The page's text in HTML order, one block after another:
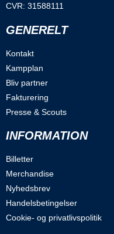
CVR: 31588111
GENERELT
Kontakt
Kampplan
Bliv partner
Fakturering
Presse & Scouts
INFORMATION
Billetter
Merchandise
Nyhedsbrev
Handelsbetingelser
Cookie- og privatlivspolitik